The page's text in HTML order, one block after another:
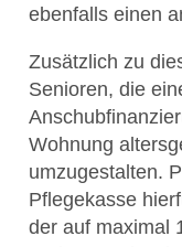
ebenfalls einen
Zusätzlich zu
Senioren, die
Wohnung
umzugestalten.
Pflegekasse
der auf maximal